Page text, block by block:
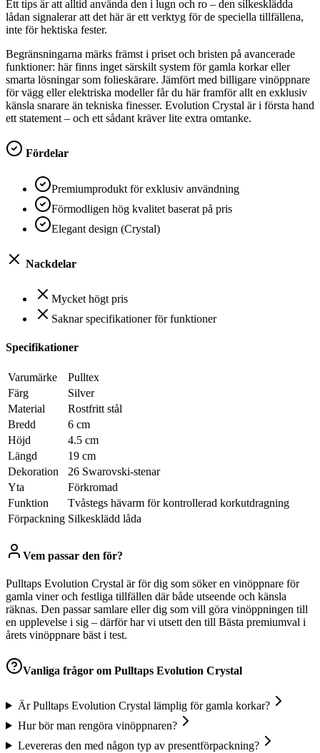
Ett tips är att alltid använda den i lugn och ro – den silkesklädda
lådan signalerar att det här är ett verktyg för de speciella tillfällena,
inte för hektiska fester.
Begränsningarna märks främst i priset och bristen på avancerade
funktioner: här finns inget särskilt system för gamla korkar eller
smarta lösningar som folieskärare. Jämfört med billigare vinöppnare
för vägg eller elektriska modeller får du här framför allt en exklusiv
känsla snarare än tekniska finesser. Evolution Crystal är i första hand
ett statement – och ett sådant kräver lite extra omtanke.
Fördelar
Premiumprodukt för exklusiv användning
Förmodligen hög kvalitet baserat på pris
Elegant design (Crystal)
Nackdelar
Mycket högt pris
Saknar specifikationer för funktioner
Specifikationer
Varumärke
Pulltex
Färg
Silver
Material
Rostfritt stål
Bredd
6 cm
Höjd
4.5 cm
Längd
19 cm
Dekoration
26 Swarovski-stenar
Yta
Förkromad
Funktion
Tvåstegs hävarm för kontrollerad korkutdragning
Förpackning Silkesklädd låda
Vem passar den för?
Pulltaps Evolution Crystal är för dig som söker en vinöppnare för
gamla viner och festliga tillfällen där både utseende och känsla
räknas. Den passar samlare eller dig som vill göra vinöppningen till
en upplevelse i sig – därför har vi utsett den till Bästa premiumval i
årets vinöppnare bäst i test.
Vanliga frågor om Pulltaps Evolution Crystal
Är Pulltaps Evolution Crystal lämplig för gamla korkar?
Hur bör man rengöra vinöppnaren?
Levereras den med någon typ av presentförpackning?